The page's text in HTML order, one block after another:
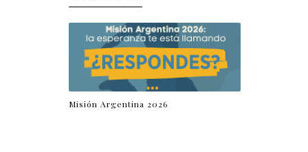
Misión Argentina 2026